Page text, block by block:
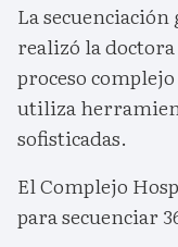
La
realizó la
proceso
utiliza
sofisticadas.
El Complejo
para secuenciar